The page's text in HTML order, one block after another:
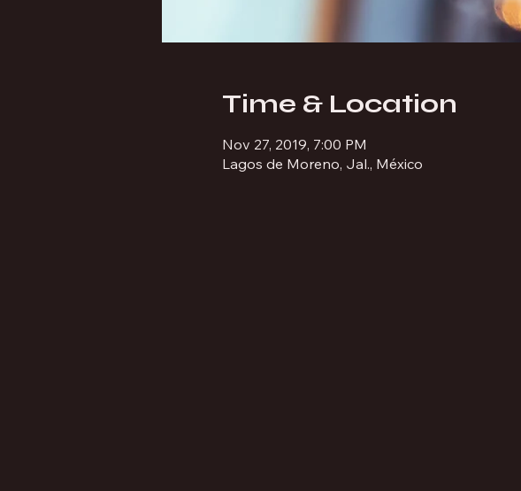
Time & Location
Nov 27, 2019, 7:00 PM
Lagos de Moreno, Jal., México